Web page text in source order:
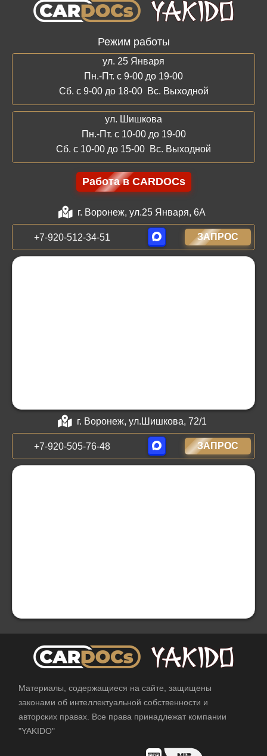
Режим работы
ул. 25 Января
Пн.-Пт. с 9-00 до 19-00
Сб. с 9-00 до 18-00 Вс. Выходной
ул. Шишкова
Пн.-Пт. с 10-00 до 19-00
Сб. с 10-00 до 15-00 Вс. Выходной
Работа в CARDOCs
г. Воронеж, ул.25 Января, 6А
+7-920-512-34-51 ЗАПРОС
г. Воронеж, ул.Шишкова, 72/1
+7-920-505-76-48 ЗАПРОС
Материалы, содержащиеся на сайте, защищены
законами об интеллектуальной собственности и
авторских правах. Все права принадлежат компании
"YAKIDO"